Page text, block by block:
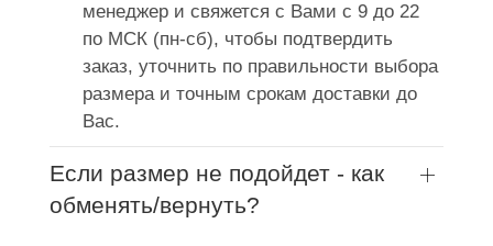
менеджер и свяжется с Вами с 9 до 22
по МСК (пн-сб), чтобы подтвердить
заказ, уточнить по правильности выбора
размера и точным срокам доставки до
Вас.
Если размер не подойдет - как
обменять/вернуть?